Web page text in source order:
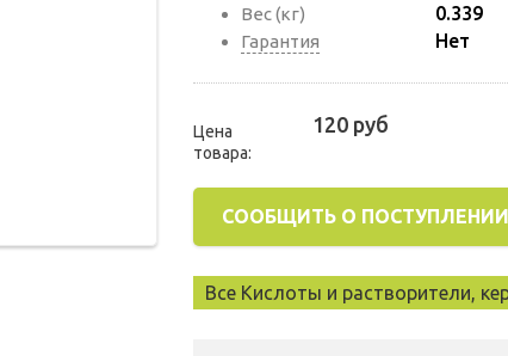
Вес (кг) 0.339
Гарантия Нет
Цена
товара:
120 руб
СООБЩИТЬ О ПОСТУПЛЕНИИ
Все Кислоты и растворители,